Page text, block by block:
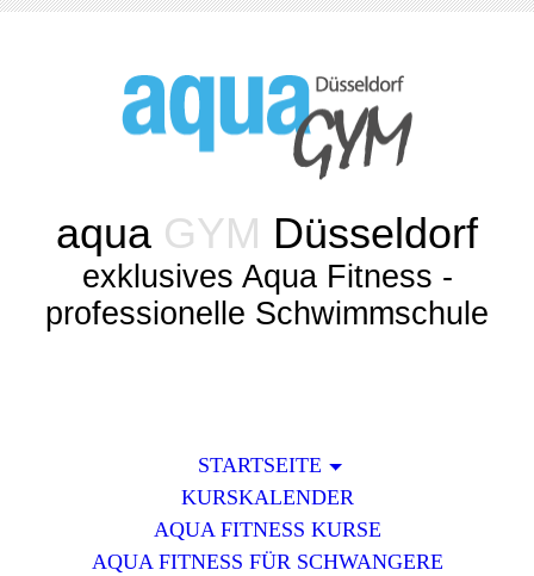
aqua GYM Düsseldorf
exklusives Aqua Fitness -
professionelle Schwimmschule
STARTSEITE
KURSKALENDER
AQUA FITNESS KURSE
AQUA FITNESS FÜR SCHWANGERE